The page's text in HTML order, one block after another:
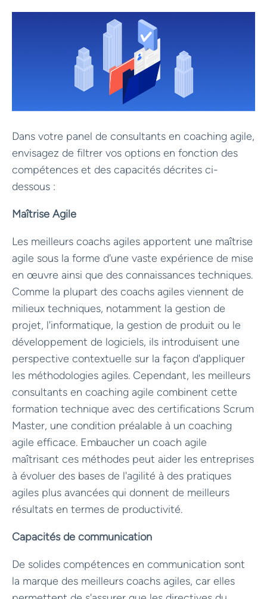
Dans votre panel de consultants en coaching agile,
envisagez de filtrer vos options en fonction des
compétences et des capacités décrites ci-
dessous :
Maîtrise Agile
Les meilleurs coachs agiles apportent une maîtrise
agile sous la forme d'une vaste expérience de mise
en œuvre ainsi que des connaissances techniques.
Comme la plupart des coachs agiles viennent de
milieux techniques, notamment la gestion de
projet, l'informatique, la gestion de produit ou le
développement de logiciels, ils introduisent une
perspective contextuelle sur la façon d'appliquer
les méthodologies agiles. Cependant, les meilleurs
consultants en coaching agile combinent cette
formation technique avec des certifications Scrum
Master, une condition préalable à un coaching
agile efficace. Embaucher un coach agile
maîtrisant ces méthodes peut aider les entreprises
à évoluer des bases de l'agilité à des pratiques
agiles plus avancées qui donnent de meilleurs
résultats en termes de productivité.
Capacités de communication
De solides compétences en communication sont
la marque des meilleurs coachs agiles, car elles